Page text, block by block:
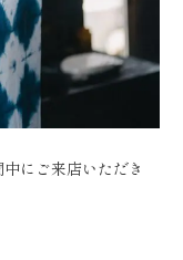
にご来店いただき